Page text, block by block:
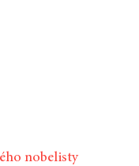
nobelisty